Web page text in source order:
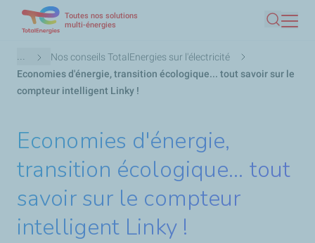
contenu
principal
Toutes nos solutions
multi-énergies
Fil
d'Ariane
...
Nos conseils TotalEnergies sur l'électricité
Economies d'énergie, transition écologique... tout savoir sur le
compteur intelligent Linky !
Economies d'énergie,
transition écologique... tout
savoir sur le compteur
intelligent Linky !